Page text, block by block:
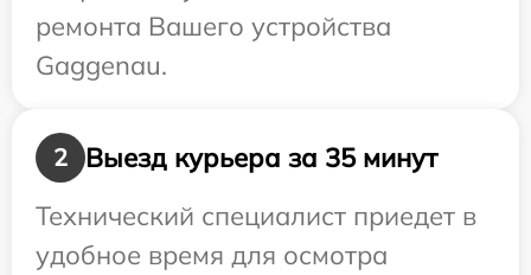
ремонта Вашего устройства
Gaggenau.
2
Выезд курьера за 35 минут
Технический специалист приедет в
удобное время для осмотра